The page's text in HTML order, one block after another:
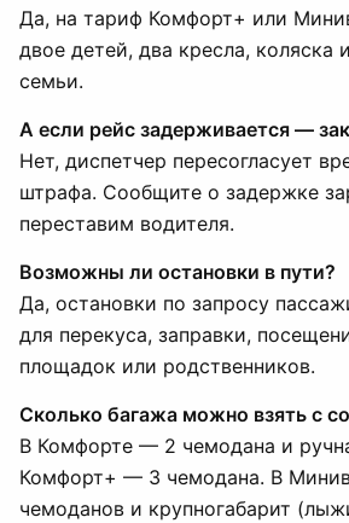
Да, на тариф Комфорт+ или
двое детей, два кресла, коляска
семьи.
А если рейс задерживается —
Нет, диспетчер пересогласует
штрафа. Сообщите о задержке
переставим водителя.
Возможны ли остановки в пути?
Да, остановки по запросу
для перекуса, заправки,
площадок или родственников.
Сколько багажа можно взять с
В Комфорте — 2 чемодана и
Комфорт+ — 3 чемодана. В
чемоданов и крупногабарит